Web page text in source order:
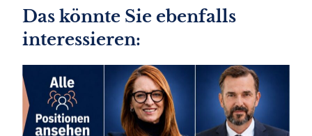
Das könnte Sie ebenfalls
interessieren: